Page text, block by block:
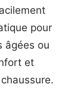
pour
âgées ou
et